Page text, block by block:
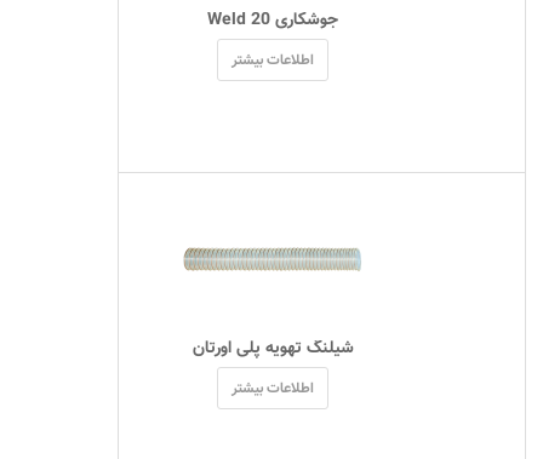
جوشکاری Weld 20
اطلاعات بیشتر
شیلنگ تهویه پلی اورتان
اطلاعات بیشتر